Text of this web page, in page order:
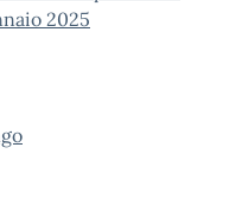
2025